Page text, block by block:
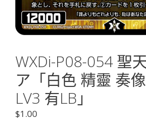
WXDi-P08-054 聖
ア「白色 精靈 奏
LV3 有LB」
$1.00